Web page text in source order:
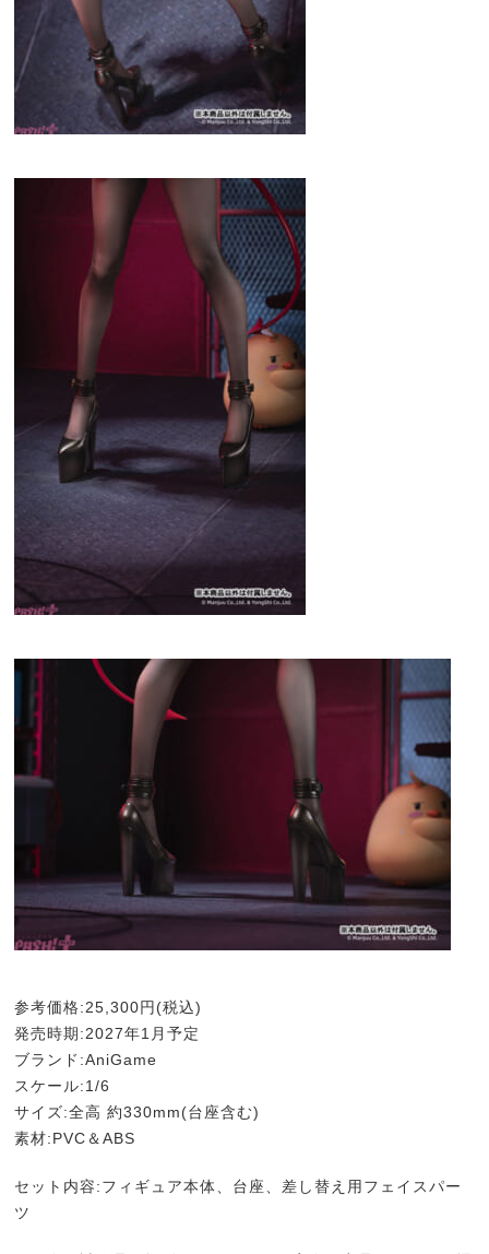
参考価格:25,300円(税込)
発売時期:2027年1月予定
ブランド:AniGame
スケール:1/6
サイズ:全高 約330mm(台座含む)
素材:PVC＆ABS
セット内容:フィギュア本体、台座、差し替え用フェイスパー
ツ